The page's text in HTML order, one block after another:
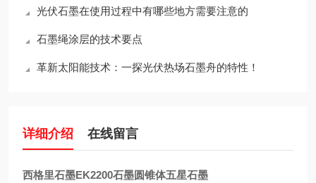
光伏石墨在使用过程中有哪些地方需要注意的
石墨绳涂层的技术要点
革新太阳能技术：一探光伏热场石墨舟的特性！
详细介绍 在线留言
西格里石墨EK2200石墨圆锥体五星石墨